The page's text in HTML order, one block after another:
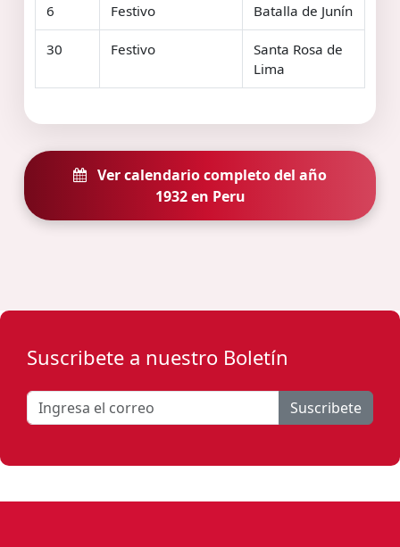
6 Festivo Batalla de Junín
30 Festivo
Santa Rosa de
Lima
Ver calendario completo del año
1932 en Peru
Suscribete a nuestro Boletín
Suscribete